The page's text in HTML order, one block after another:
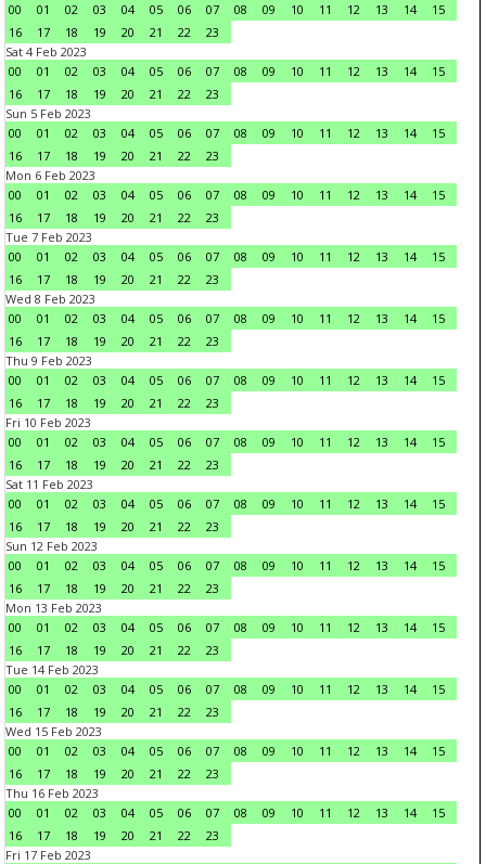
00
01 02 03 04 05 06 07 08 09 10 11 12 13 14
15
16
17 18 19 20 21 22
23
Sat 4 Feb 2023
00
01 02 03 04 05 06 07 08 09 10 11 12 13 14
15
16
17 18 19 20 21 22
23
Sun 5 Feb 2023
00
01 02 03 04 05 06 07 08 09 10 11 12 13 14
15
16
17 18 19 20 21 22
23
Mon 6 Feb 2023
00
01 02 03 04 05 06 07 08 09 10 11 12 13 14
15
16
17 18 19 20 21 22
23
Tue 7 Feb 2023
00
01 02 03 04 05 06 07 08 09 10 11 12 13 14
15
16
17 18 19 20 21 22
23
Wed 8 Feb 2023
00
01 02 03 04 05 06 07 08 09 10 11 12 13 14
15
16
17 18 19 20 21 22
23
Thu 9 Feb 2023
00
01 02 03 04 05 06 07 08 09 10 11 12 13 14
15
16
17 18 19 20 21 22
23
Fri 10 Feb 2023
00
01 02 03 04 05 06 07 08 09 10 11 12 13 14
15
16
17 18 19 20 21 22
23
Sat 11 Feb 2023
00
01 02 03 04 05 06 07 08 09 10 11 12 13 14
15
16
17 18 19 20 21 22
23
Sun 12 Feb 2023
00
01 02 03 04 05 06 07 08 09 10 11 12 13 14
15
16
17 18 19 20 21 22
23
Mon 13 Feb 2023
00
01 02 03 04 05 06 07 08 09 10 11 12 13 14
15
16
17 18 19 20 21 22
23
Tue 14 Feb 2023
00
01 02 03 04 05 06 07 08 09 10 11 12 13 14
15
16
17 18 19 20 21 22
23
Wed 15 Feb 2023
00
01 02 03 04 05 06 07 08 09 10 11 12 13 14
15
16
17 18 19 20 21 22
23
Thu 16 Feb 2023
00
01 02 03 04 05 06 07 08 09 10 11 12 13 14
15
16
17 18 19 20 21 22
23
Fri 17 Feb 2023